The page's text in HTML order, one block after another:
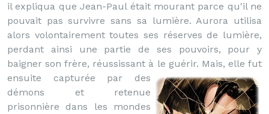
il expliqua que Jean-Paul était mourant parce qu'il ne
pouvait pas survivre sans sa lumière. Aurora utilisa
alors volontairement toutes ses réserves de lumière,
perdant ainsi une partie de ses pouvoirs, pour y
baigner son frère, réussissant à le guérir. Mais, elle fut
ensuite capturée par des
démons et retenue
prisonnière dans les mondes